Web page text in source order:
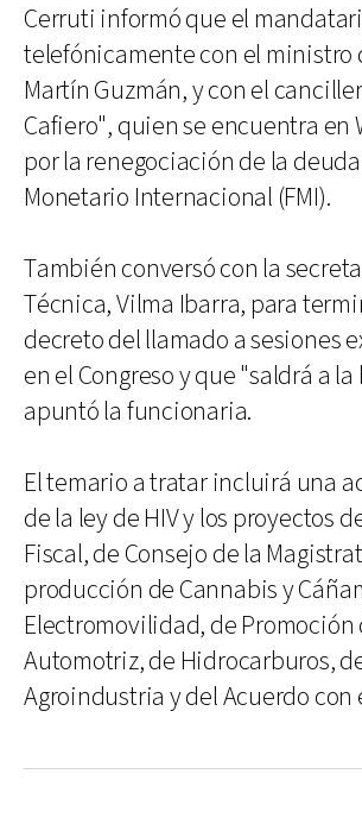
Cerruti informó que el
telefónicamente con el ministro
Martín Guzmán, y con el
Cafiero", quien se encuentra en
por la renegociación de la
Monetario Internacional (FMI).
También conversó con la
Técnica, Vilma Ibarra, para
decreto del llamado a sesiones
en el Congreso y que "saldrá a
apuntó la funcionaria.
El temario a tratar incluirá una
de la ley de HIV y los proyectos
Fiscal, de Consejo de la
producción de Cannabis y
Electromovilidad, de Promoción
Automotriz, de Hidrocarburos,
Agroindustria y del Acuerdo con